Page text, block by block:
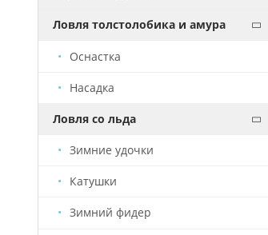
Ловля толстолобика и амура
Оснастка
Насадка
Ловля со льда
Зимние удочки
Катушки
Зимний фидер
ХИТ ПРОДАЖ